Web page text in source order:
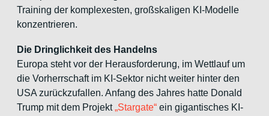
Training der komplexesten, großskaligen KI-Modelle
konzentrieren.
Die Dringlichkeit des Handelns
Europa steht vor der Herausforderung, im Wettlauf um
die Vorherrschaft im KI-Sektor nicht weiter hinter den
USA zurückzufallen. Anfang des Jahres hatte Donald
Trump mit dem Projekt„Stargate“ ein gigantisches KI-